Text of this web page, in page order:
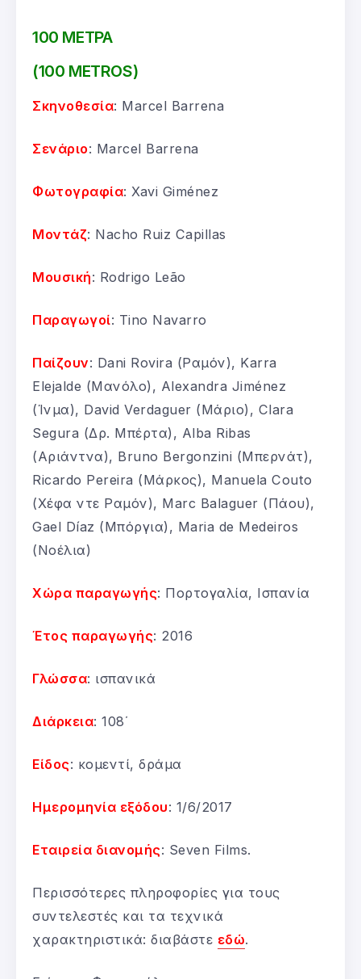
100 ΜΕΤΡΑ
(100 METROS)
Σκηνοθεσία: Marcel Barrena
Σενάριο: Marcel Barrena
Φωτογραφία: Xavi Giménez
Μοντάζ: Nacho Ruiz Capillas
Μουσική: Rodrigo Leão
Παραγωγοί: Tino Navarro
Παίζουν: Dani Rovira (Ραμόν), Karra
Elejalde (Μανόλο), Alexandra Jiménez
(Ίνμα), David Verdaguer (Μάριο), Clara
Segura (Δρ. Μπέρτα), Alba Ribas
(Αριάντνα), Bruno Bergonzini (Μπερνάτ),
Ricardo Pereira (Μάρκος), Manuela Couto
(Χέφα ντε Ραμόν), Marc Balaguer (Πάου),
Gael Díaz (Μπόργια), Maria de Medeiros
(Νοέλια)
Χώρα παραγωγής: Πορτογαλία, Ισπανία
Έτος παραγωγής: 2016
Γλώσσα: ισπανικά
Διάρκεια: 108΄
Είδος: κομεντί, δράμα
Ημερομηνία εξόδου: 1/6/2017
Εταιρεία διανομής: Seven Films.
Περισσότερες πληροφορίες για τους
συντελεστές και τα τεχνικά
χαρακτηριστικά: διαβάστε εδώ.